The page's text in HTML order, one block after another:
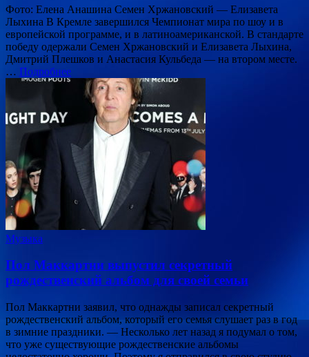
Фото: Елена Анашина Семен Хржановский — Елизавета
Лыхина В Кремле завершился Чемпионат мира по шоу и в
европейской программе, и в латиноамериканской. В стандарте
победу одержали Семен Хржановский и Елизавета Лыхина,
Дмитрий Плешков и Анастасия Кульбеда — на втором месте.
… Подробнее
Музыка
Пол Маккартни выпустил секретный
рождественский альбом для своей семьи
Пол Маккартни заявил, что однажды записал секретный
рождественский альбом, который его семья слушает раз в год
в зимние праздники. — Несколько лет назад я подумал о том,
что уже существующие рождественские альбомы